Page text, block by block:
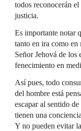
todos reconocerán
justicia.
Es importante notar
tanto en ira como en
Señor Jehová de los
fenecimiento en
Así pues, todo
del hombre está
escapar al sentido
tienen una
Y no pueden evitar